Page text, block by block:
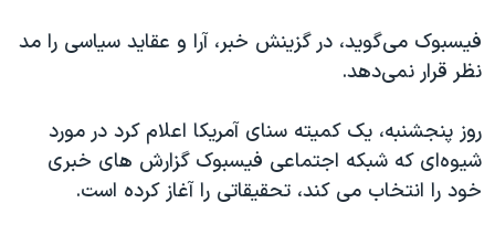
فیسبوک می‌گوید، در گزینش خبر، آرا و عقاید سیاسی را مد
نظر قرار نمی‌دهد.
روز پنجشنبه، یک کمیته سنای آمریکا اعلام کرد در مورد
شیوه‌ای که شبکه اجتماعی فیسبوک گزارش های خبری
خود را انتخاب می کند، تحقیقاتی را آغاز کرده است.